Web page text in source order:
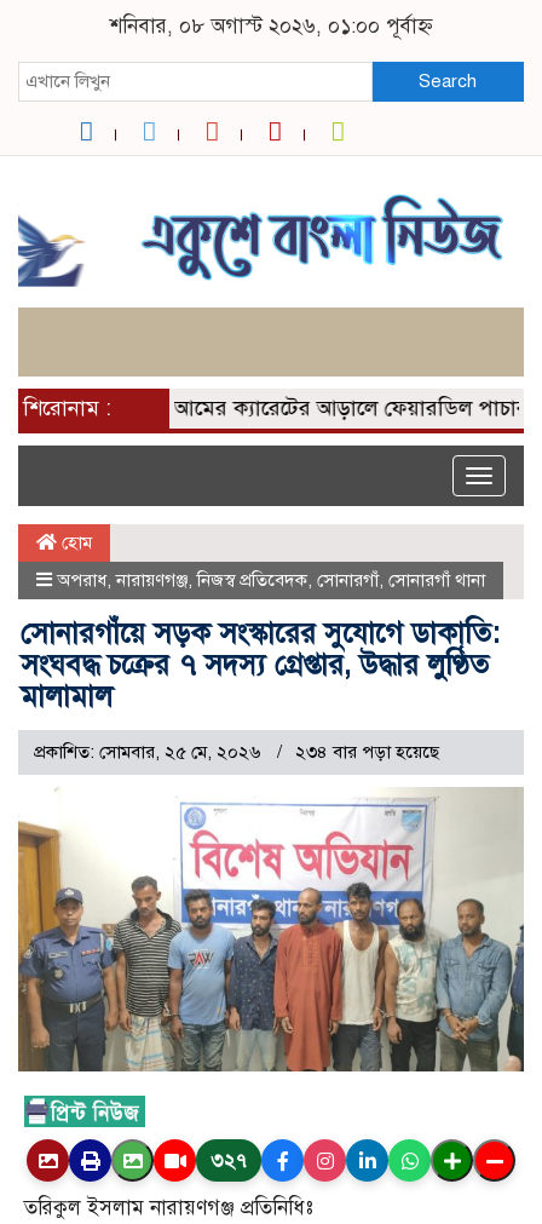
শনিবার, ০৮ অগাস্ট ২০২৬, ০১:০০ পূর্বাহ্ন
Search
শিরোনাম : আমের ক্যারেটের আড়ালে ফেয়ারডিল পাচার:
Toggle
হোম
অপরাধ,নারায়ণগঞ্জ,নিজস্ব প্রতিবেদক, সোনারগাঁ, সোনারগাঁ থানা
সোনারগাঁয়ে সড়ক সংস্কারের সুযোগে ডাকাতি:
সংঘবদ্ধ চক্রের ৭ সদস্য গ্রেপ্তার, উদ্ধার লুণ্ঠিত
মালামাল
প্রকাশিত: সোমবার, ২৫ মে, ২০২৬ ২৩৪ বার পড়া হয়েছে
৩২৭
তরিকুল ইসলাম নারায়ণগঞ্জ প্রতিনিধিঃ